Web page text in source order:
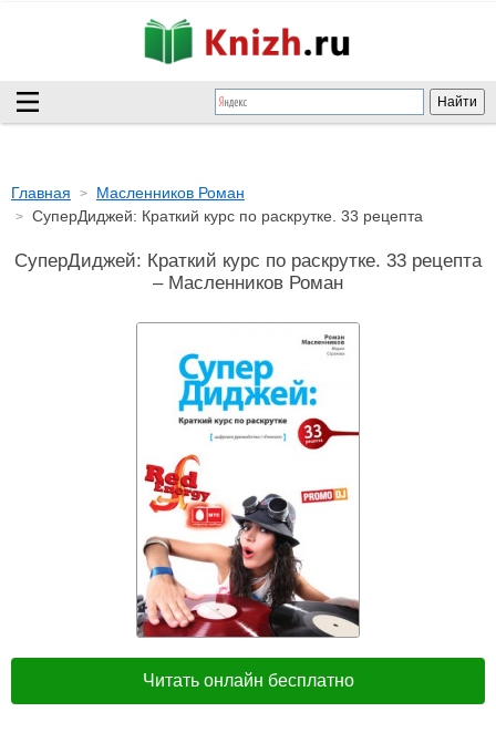
Главная
Масленников Роман
СуперДиджей: Краткий курс по раскрутке. 33 рецепта
СуперДиджей: Краткий курс по раскрутке. 33 рецепта
– Масленников Роман
Читать онлайн бесплатно